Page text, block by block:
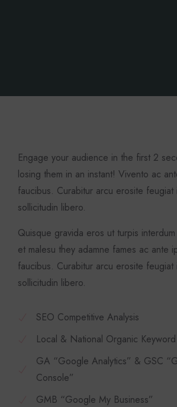
Engage your audience in the first 2
losing them in an instant! Vivento ac
faucibus. Curabitur arcu erosite
sollicitudin libero.
Quisque gravida eros ut turpis
et malesu they adamne fames ac ante
faucibus. Curabitur arcu erosite
sollicitudin libero.
SEO Competitive Analysis
Local & National Organic
GA “Google Analytics” & GSC
Console”
GMB “Google My Business”